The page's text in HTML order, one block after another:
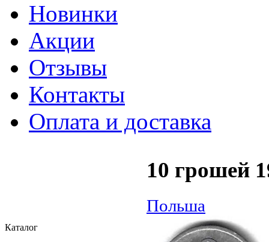
Новинки
Акции
Отзывы
Контакты
Оплата и доставка
Каталог
10 грошей
Польша